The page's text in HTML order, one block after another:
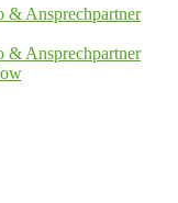
& Ansprechpartner
& Ansprechpartner